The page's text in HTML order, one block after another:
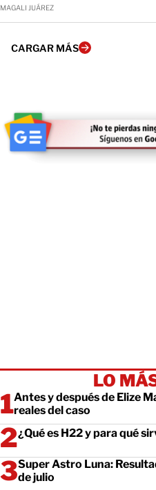
MAGALI JUÁREZ
CARGAR MÁS
LO
Antes y después de Elize
reales del caso
¿Qué es H22 y para qué
Super Astro Luna:
de julio